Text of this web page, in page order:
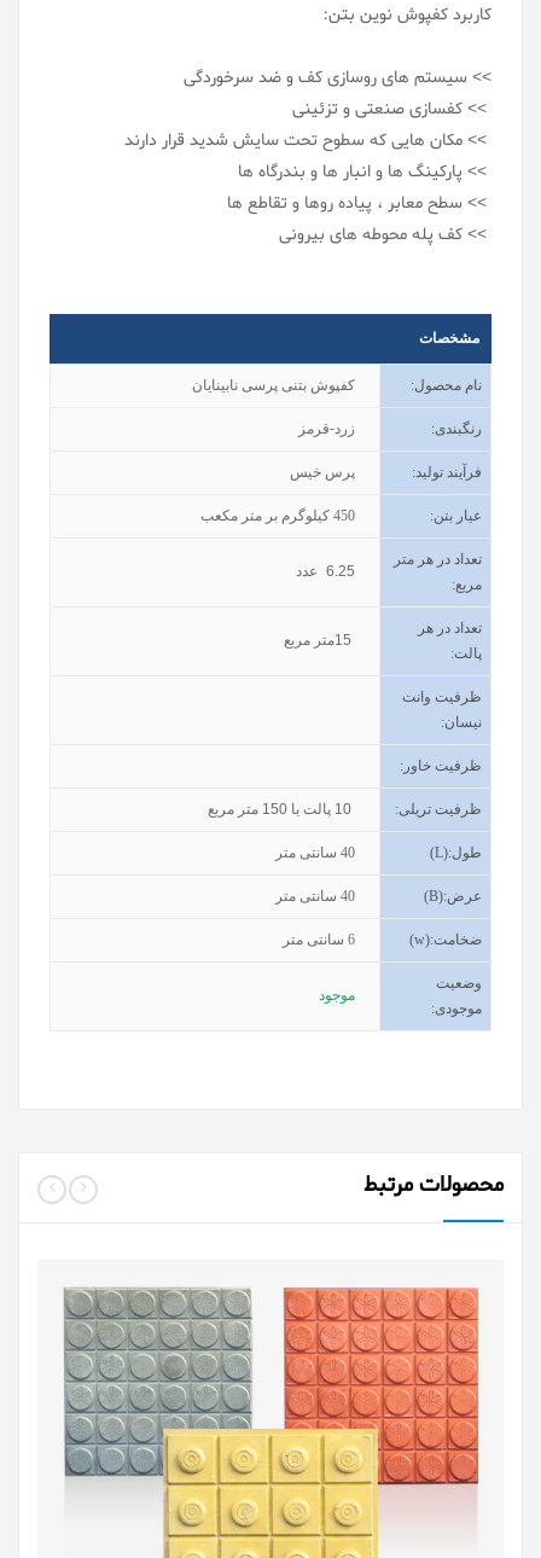
کاربرد کفپوش نوین بتن:
>> سیستم های روسازی کف و ضد سرخوردگی
>> کفسازی صنعتی و تزئینی
>> مکان هایی که سطوح تحت سایش شدید قرار دارند
>> پارکینگ ها و انبار ها و بندرگاه ها
>> سطح معابر ، پیاده روها و تقاطع ها
>> کف پله محوطه های بیرونی
مشخصات
نام محصول: کفپوش بتنی پرسی نابینایان
رنگبندی: زرد-قرمز
فرآیند تولید: پرس خیس
عیار بتن:
450 کیلوگرم بر متر مکعب
تعداد در هر متر
مربع:
6.25 عدد
تعداد در هر
پالت:
15متر مربع
ظرفیت وانت
نیسان:
ظرفیت خاور :
ظرفیت تریلی:
10 پالت یا 150 متر مربع
طول(L):
40 سانتی متر
عرض(B):
40 سانتی متر
ضخامت(w):
6 سانتی متر
وضعیت
موجودی:
موجود
محصولات مرتبط